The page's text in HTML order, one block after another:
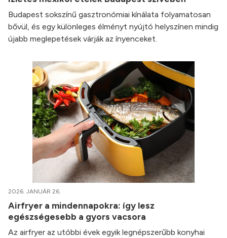
Budapest sokszínű gasztronómiai kínálata folyamatosan
bővül, és egy különleges élményt nyújtó helyszínen mindig
újabb meglepetések várják az ínyenceket.
2026. JANUÁR 26.
Airfryer a mindennapokra: így lesz
egészségesebb a gyors vacsora
Az airfryer az utóbbi évek egyik legnépszerűbb konyhai